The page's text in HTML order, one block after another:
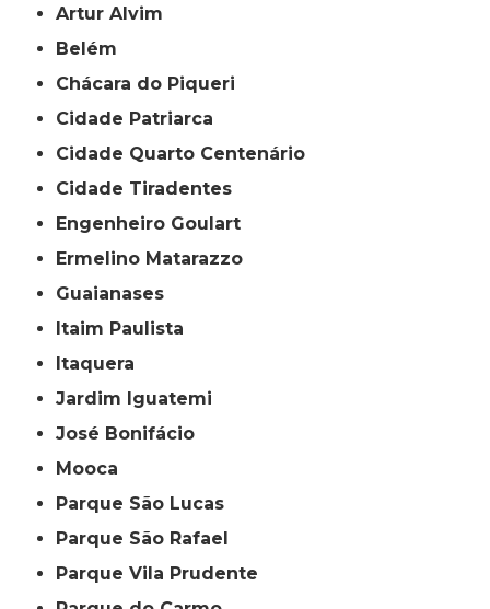
Artur Alvim
Belém
Chácara do Piqueri
Cidade Patriarca
Cidade Quarto Centenário
Cidade Tiradentes
Engenheiro Goulart
Ermelino Matarazzo
Guaianases
Itaim Paulista
Itaquera
Jardim Iguatemi
José Bonifácio
Mooca
Parque São Lucas
Parque São Rafael
Parque Vila Prudente